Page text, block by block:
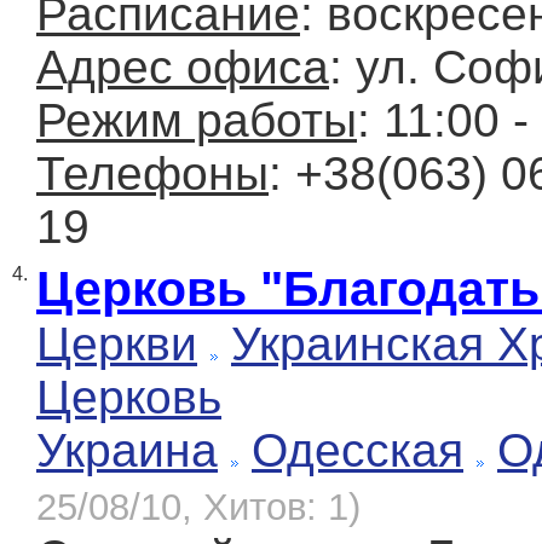
Расписание:
Адрес офиса: ул.
Режим работы: 11:00
Телефоны: +38(063)
19
4. Церковь
Церкви
Украинская
Церковь
Украина
Одесская
25/08/10, Хитов: 1)